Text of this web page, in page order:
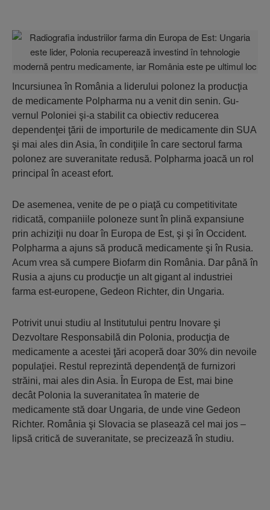
Incursiunea în România a liderului polo­nez la producţia
de medicamente Polpharma nu a venit din senin. Gu­
vernul Poloniei şi-a stabilit ca obiectiv reducerea
dependenţei ţării de impor­turile de medicamente din SUA
şi mai ales din Asia, în condiţiile în care sectorul far­ma
polonez are suveranitate redusă. Polphar­ma joacă un rol
principal în aceast efort.
De asemenea, venite de pe o piaţă cu competitivitate
ridicată, companiile poloneze sunt în plină expansiune
prin achiziţii nu doar în Europa de Est, şi şi în Occident.
Polpharma a ajuns să producă medicamente şi în Rusia.
Acum vrea să cumpere Biofarm din România. Dar până în
Rusia a ajuns cu producţie un alt gigant al industriei
farma est-europene, Gedeon Richter, din Ungaria.
Potrivit unui studiu al Institutului pentru Inovare şi
Dezvoltare Responsabilă din Polo­nia, producţia de
medicamente a acestei ţări acoperă doar 30% din nevoile
populaţiei. Res­tul reprezintă dependenţă de furnizori
străini, mai ales din Asia. În Europa de Est, mai bine
decât Polonia la suveranitatea în materie de
medicamente stă doar Ungaria, de unde vine Gedeon
Richter. România şi Slovacia se pla­sează cel mai jos –
lipsă critică de suve­ranitate, se precizează în studiu.